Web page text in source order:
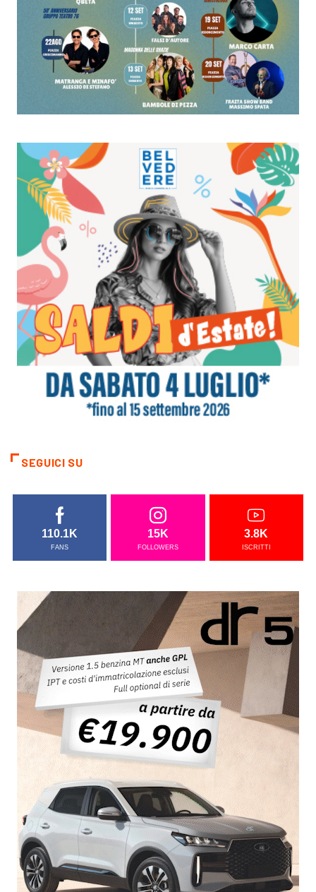
SEGUICI SU
110.1K
FANS
15K
FOLLOWERS
3.8K
ISCRITTI